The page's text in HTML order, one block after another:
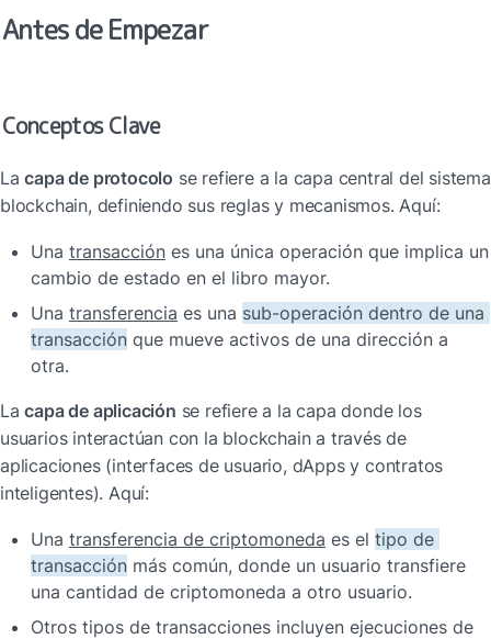
Antes de Empezar
Conceptos Clave
La capa de protocolo se refiere a la capa central del sistema
blockchain, definiendo sus reglas y mecanismos. Aquí:
Una transacción es una única operación que implica un
cambio de estado en el libro mayor.
Una transferencia es una sub-operación dentro de una
transacción que mueve activos de una dirección a
otra.
La capa de aplicación se refiere a la capa donde los
usuarios interactúan con la blockchain a través de
aplicaciones (interfaces de usuario, dApps y contratos
inteligentes). Aquí:
Una transferencia de criptomoneda es el tipo de
transacción más común, donde un usuario transfiere
una cantidad de criptomoneda a otro usuario.
Otros tipos de transacciones incluyen ejecuciones de